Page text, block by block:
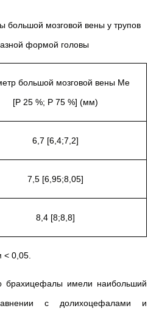
большой мозговой вены у трупов
формой головы
большой мозговой вены Ме
[Р 25 %; Р 75 %] (мм)
6,7 [6,4;7,2]
7,5 [6,95;8,05]
8,4 [8;8,8]
0,05.
брахицефалы имели наибольший
с долихоцефалами и